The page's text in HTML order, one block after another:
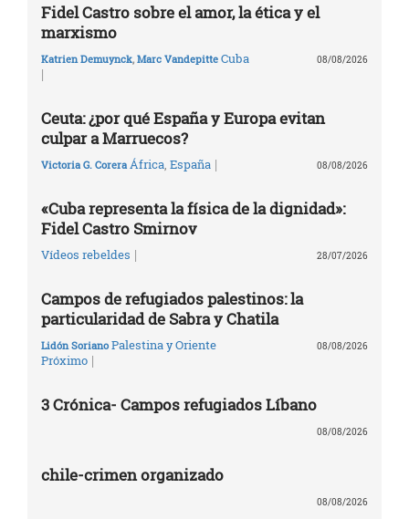
Fidel Castro sobre el amor, la ética y el
marxismo
Katrien Demuynck, Marc Vandepitte Cuba
|
08/08/2026
Ceuta: ¿por qué España y Europa evitan
culpar a Marruecos?
Victoria G. Corera África, España | 08/08/2026
«Cuba representa la física de la dignidad»:
Fidel Castro Smirnov
Vídeos rebeldes | 28/07/2026
Campos de refugiados palestinos: la
particularidad de Sabra y Chatila
Lidón Soriano Palestina y Oriente
Próximo |
08/08/2026
3 Crónica- Campos refugiados Líbano
08/08/2026
chile-crimen organizado
08/08/2026